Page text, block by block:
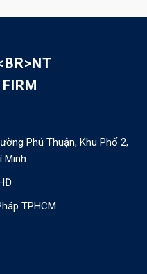
Phú Thuận, Khu Phố 2,
Minh
TPHCM